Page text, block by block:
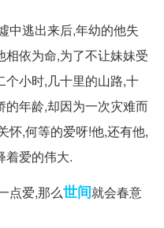
中逃出来后,年幼的他失
依为命,为了不让妹妹受
小时,几十里的山路,十
年龄,却因为一次灾难而
怀,何等的爱呀!他,还有他,
着爱的伟大.
点爱,那么世间就会春意